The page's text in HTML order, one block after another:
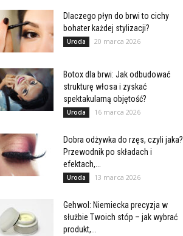
Dlaczego płyn do brwi to cichy
bohater każdej stylizacji?
Uroda 20 marca 2026
Botox dla brwi: Jak odbudować
strukturę włosa i zyskać
spektakularną objętość?
Uroda 16 marca 2026
Dobra odżywka do rzęs, czyli jaka?
Przewodnik po składach i
efektach,...
Uroda 13 marca 2026
Gehwol: Niemiecka precyzja w
służbie Twoich stóp – jak wybrać
produkt,...